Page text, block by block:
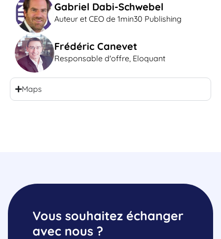
Gabriel Dabi-Schwebel
Auteur et CEO de 1min30 Publishing
Frédéric Canevet
Responsable d'offre, Eloquant
Maps
Vous souhaitez échanger
avec nous ?